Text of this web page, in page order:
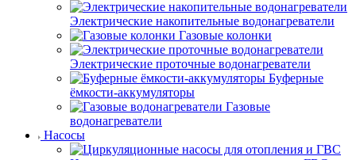
Электрические накопительные водонагреватели
Газовые колонки
Электрические проточные водонагреватели
Буферные
ёмкости-аккумуляторы
Газовые
водонагреватели
Насосы